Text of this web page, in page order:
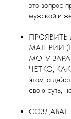
это вопрос
мужской и
МАТЕРИИ
МОГУ
ЧЕТКО, КАК
этом, а
свою суть,